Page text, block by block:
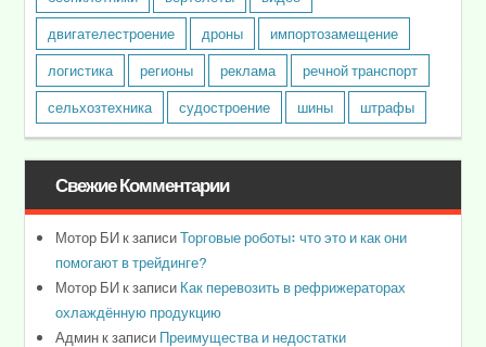
двигателестроение
дроны
импортозамещение
логистика
регионы реклама
речной транспорт
сельхозтехника
судостроение шины штрафы
Свежие Комментарии
Мотор БИк записиТорговые роботы: что это и как они
помогают в трейдинге?
Мотор БИк записиКак перевозить в рефрижераторах
охлаждённую продукцию
Админк записиПреимущества и недостатки